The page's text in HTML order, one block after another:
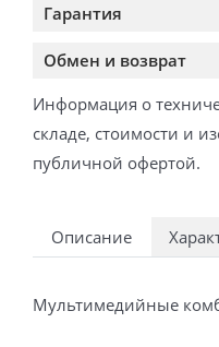
Гарантия
Обмен и возврат
Информация о
складе, стоимости и
публичной офертой.
Описание
Мультимедийные